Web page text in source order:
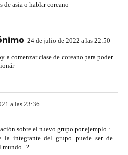
de asia o hablar coreano
24 de julio de 2022 a las 22:50
a comenzar clase de coreano para poder
a las 23:36
sobre el nuevo grupo por ejemplo :
la integrante del grupo puede ser de
mundo...?